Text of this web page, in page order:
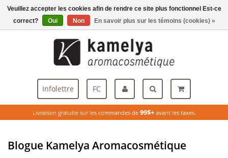
Livraison gratuite sur les commandes de 99$+avant les taxes.
Menu
Infolettre FC
Blogue Kamelya Aromacosmétique
Veuillez accepter les cookies afin de rendre ce site plus fonctionnel Est-ce
correct?
Oui Non En savoir plus sur les témoins (cookies) »